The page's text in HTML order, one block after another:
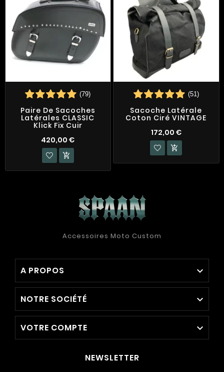
(79)
Paire De Sacoches
Latérales CLASSIC
Klick Fix Cuir
420,00 €

(51)
Sacoche Latérale
Coton Ciré VINTAGE
172,00 €

Accessoires Moto Custom
A PROPOS 
NOTRE SOCIÉTÉ 
VOTRE COMPTE 
NEWSLETTER